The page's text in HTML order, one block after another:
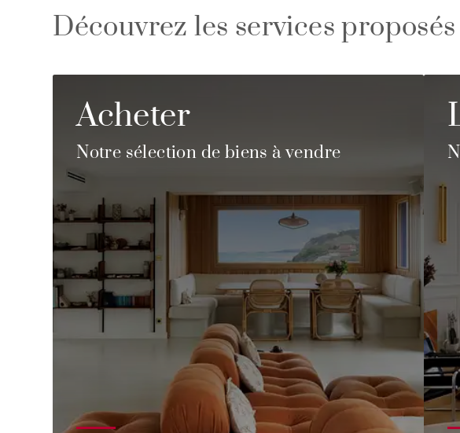
Découvrez les services
Acheter
Notre sélection de biens à vendre